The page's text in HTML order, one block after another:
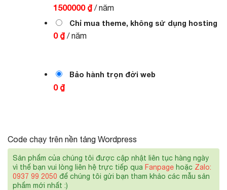
1500000 ₫ / năm
Chỉ mua theme, không sử dụng hosting
0 ₫ / năm
Bảo hành trọn đời web
0 ₫
Code chạy trên nền tảng Wordpress
Sản phẩm của chúng tôi được cập nhật liên tục hàng ngày
vì thế bạn vui lòng liên hệ trực tiếp qua Fanpage hoặc Zalo:
0937 99 2050 để chúng tôi gửi bạn tham khảo các mẫu sản
phẩm mới nhất :)